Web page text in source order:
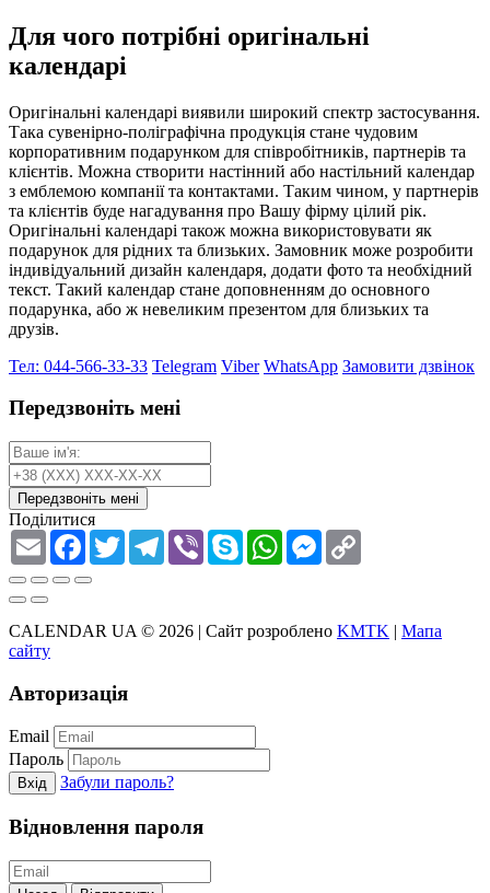
Для чого потрібні оригінальні
календарі
Оригінальні календарі виявили широкий спектр застосування.
Така сувенірно-поліграфічна продукція стане чудовим
корпоративним подарунком для співробітників, партнерів та
клієнтів. Можна створити настінний або настільний календар
з емблемою компанії та контактами. Таким чином, у партнерів
та клієнтів буде нагадування про Вашу фірму цілий рік.
Оригінальні календарі також можна використовувати як
подарунок для рідних та близьких. Замовник може розробити
індивідуальний дизайн календаря, додати фото та необхідний
текст. Такий календар стане доповненням до основного
подарунка, або ж невеликим презентом для близьких та
друзів.
Тел: 044-566-33-33 Telegram Viber WhatsApp Замовити дзвінок
Передзвоніть мені
Передзвоніть мені
Поділитися
Email Facebook
TwitterTelegram
Viber Skype WhatsAppMessenger
CALENDAR UA © 2026 | Сайт розроблено KMTK | Мапа
сайту
Авторизація
Email
Пароль
Вхід Забули пароль?
Відновлення пароля